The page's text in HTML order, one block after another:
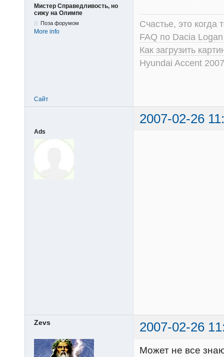
Мистер Справедливость, но
сижу на Олимпе
Поза форумом
More info
Счастье, это когда
FAQ по Dacia
Как загрузить
Hyundai Accent
Сайт
2007-02-26
Ads
Zevs 2007-02-26
Может не все